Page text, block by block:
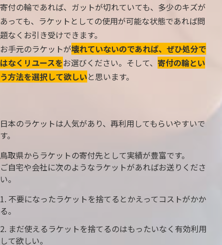
寄付の輪であれば、ガットが切れていても、多少のキズが
あっても、ラケットとしての使用が可能な状態であれば問
題なくお引き受けできます。
お手元のラケットが壊れていないのであれば、ぜひ処分で
はなくリユースをお選びください。そして、 寄付の輪とい
う方法を選択して欲しいと思います。
日本のラケットは人気があり、再利用してもらいやすいで
す。
鳥取県からラケットの寄付先として実績が豊富です。
ご自宅や会社に次のようなラケットがあればお送りくださ
い。
不要になったラケットを捨てるとかえってコストがかか
る。
まだ使えるラケットを捨てるのはもったいなく有効利用
して欲しい。